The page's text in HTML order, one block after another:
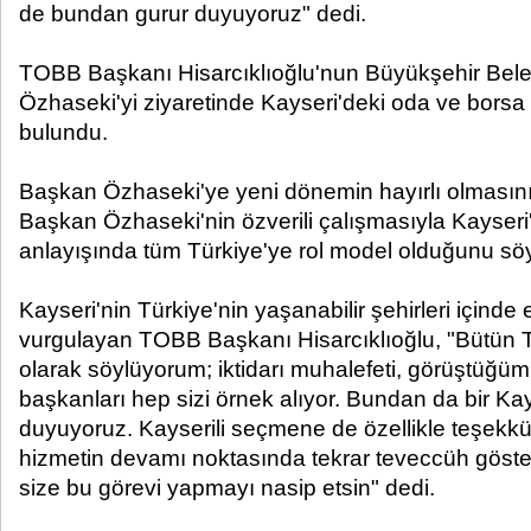
de bundan gurur duyuyoruz" dedi.
TOBB Başkanı Hisarcıklıoğlu'nun Büyükşehir
Özhaseki'yi ziyaretinde Kayseri'deki oda ve borsa
bulundu.
Başkan Özhaseki'ye yeni dönemin hayırlı
Başkan Özhaseki'nin özverili çalışmasıyla
anlayışında tüm Türkiye'ye rol model olduğunu
Kayseri'nin Türkiye'nin yaşanabilir şehirleri içinde
vurgulayan TOBB Başkanı Hisarcıklıoğlu, "Bütün
olarak söylüyorum; iktidarı muhalefeti,
başkanları hep sizi örnek alıyor. Bundan da bir
duyuyoruz. Kayserili seçmene de özellikle
hizmetin devamı noktasında tekrar teveccüh
size bu görevi yapmayı nasip etsin" dedi.